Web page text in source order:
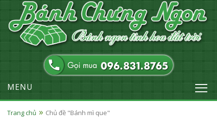
MENU
Trang chủ Chủ đề "Bánh mì que"